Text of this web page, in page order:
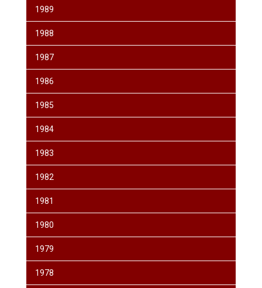
1989
1988
1987
1986
1985
1984
1983
1982
1981
1980
1979
1978